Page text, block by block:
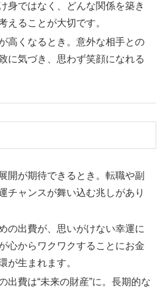
身ではなく、どんな関係を築き
えることが大切です。
高くなるとき。意外な相手との
に気づき、思わず笑顔になれる
開が期待できるとき。転職や副
チャンスが舞い込む兆しがあり
の出費が、思いがけない幸運に
心からワクワクすることにお金
が生まれます。
出費は“未来の財産”に。長期的な